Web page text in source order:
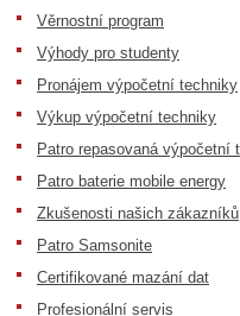
Věrnostní program
Výhody pro studenty
Pronájem výpočetní techniky
Výkup výpočetní techniky
Patro repasovaná výpočetní
Patro baterie mobile energy
Zkušenosti našich zákazníků
Patro Samsonite
Certifikované mazání dat
Profesionální servis